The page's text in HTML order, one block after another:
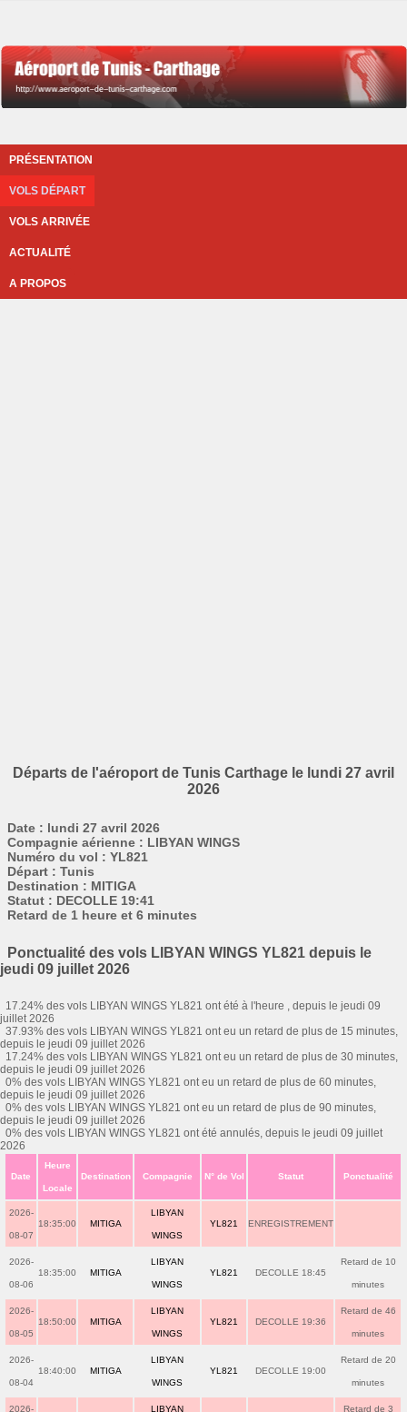
PRÉSENTATION
VOLS DÉPART
VOLS ARRIVÉE
ACTUALITÉ
A PROPOS
Départs de l'aéroport de Tunis Carthage le lundi 27 avril
2026
Date : lundi 27 avril 2026
Compagnie aérienne : LIBYAN WINGS
Numéro du vol : YL821
Départ : Tunis
Destination : MITIGA
Statut : DECOLLE 19:41
Retard de 1 heure et 6 minutes
Ponctualité des vols LIBYAN WINGS YL821 depuis le
jeudi 09 juillet 2026
17.24% des vols LIBYAN WINGS YL821 ont été à l'heure , depuis le jeudi 09
juillet 2026
37.93% des vols LIBYAN WINGS YL821 ont eu un retard de plus de 15 minutes,
depuis le jeudi 09 juillet 2026
17.24% des vols LIBYAN WINGS YL821 ont eu un retard de plus de 30 minutes,
depuis le jeudi 09 juillet 2026
0% des vols LIBYAN WINGS YL821 ont eu un retard de plus de 60 minutes,
depuis le jeudi 09 juillet 2026
0% des vols LIBYAN WINGS YL821 ont eu un retard de plus de 90 minutes,
depuis le jeudi 09 juillet 2026
0% des vols LIBYAN WINGS YL821 ont été annulés, depuis le jeudi 09 juillet
2026
Date
Heure
Locale
Destination Compagnie N° de Vol Statut Ponctualité
2026-
08-07
18:35:00 MITIGA
LIBYAN
WINGS
YL821 ENREGISTREMENT
2026-
08-06
18:35:00 MITIGA
LIBYAN
WINGS
YL821 DECOLLE 18:45
Retard de 10
minutes
2026-
08-05
18:50:00 MITIGA
LIBYAN
WINGS
YL821 DECOLLE 19:36
Retard de 46
minutes
2026-
08-04
18:40:00 MITIGA
LIBYAN
WINGS
YL821 DECOLLE 19:00
Retard de 20
minutes
2026- LIBYAN Retard de 3